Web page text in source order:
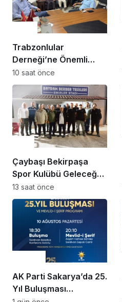
Trabzonlular
Derneği’ne Önemli
Ziyaret
10 saat önce
Çaybaşı Bekirpaşa
Spor Kulübü Geleceğe
Yeni Yönetim
Kadrosuyla
Hazırlanıyor
13 saat önce
AK Parti Sakarya’da 25.
Yıl Buluşması